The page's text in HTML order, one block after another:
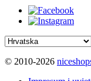
© 2010-2026